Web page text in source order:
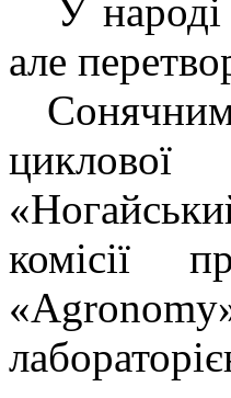
У народі
але
циклової
комісії